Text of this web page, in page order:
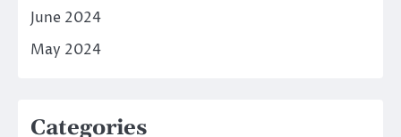
June 2024
May 2024
Categories